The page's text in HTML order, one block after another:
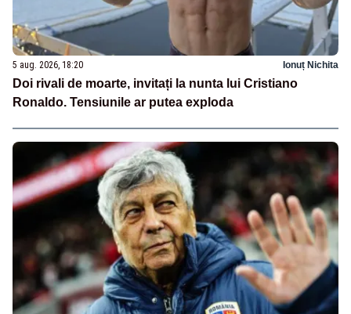
5 aug. 2026, 18:20 Ionuț Nichita
Doi rivali de moarte, invitați la nunta lui Cristiano
Ronaldo. Tensiunile ar putea exploda